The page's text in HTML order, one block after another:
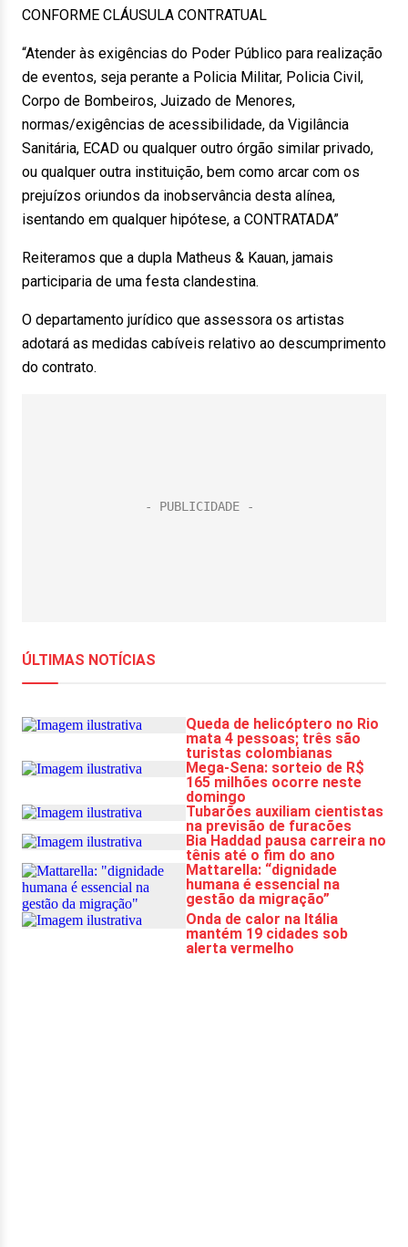
CONFORME CLÁUSULA CONTRATUAL
“Atender às exigências do Poder Público para realização
de eventos, seja perante a Policia Militar, Policia Civil,
Corpo de Bombeiros, Juizado de Menores,
normas/exigências de acessibilidade, da Vigilância
Sanitária, ECAD ou qualquer outro órgão similar privado,
ou qualquer outra instituição, bem como arcar com os
prejuízos oriundos da inobservância desta alínea,
isentando em qualquer hipótese, a CONTRATADA”
Reiteramos que a dupla Matheus & Kauan, jamais
participaria de uma festa clandestina.
O departamento jurídico que assessora os artistas
adotará as medidas cabíveis relativo ao descumprimento
do contrato.